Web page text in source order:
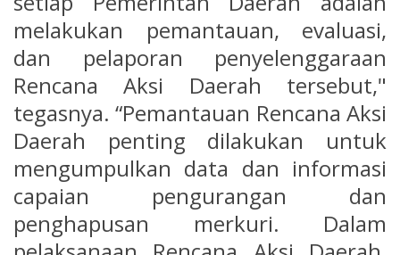
melakukan pemantauan, evaluasi,
dan pelaporan penyelenggaraan
Rencana Aksi Daerah tersebut,"
tegasnya. “Pemantauan Rencana Aksi
Daerah penting dilakukan untuk
mengumpulkan data dan informasi
capaian pengurangan dan
penghapusan merkuri. Dalam